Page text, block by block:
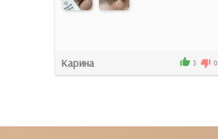
Карина 3 0